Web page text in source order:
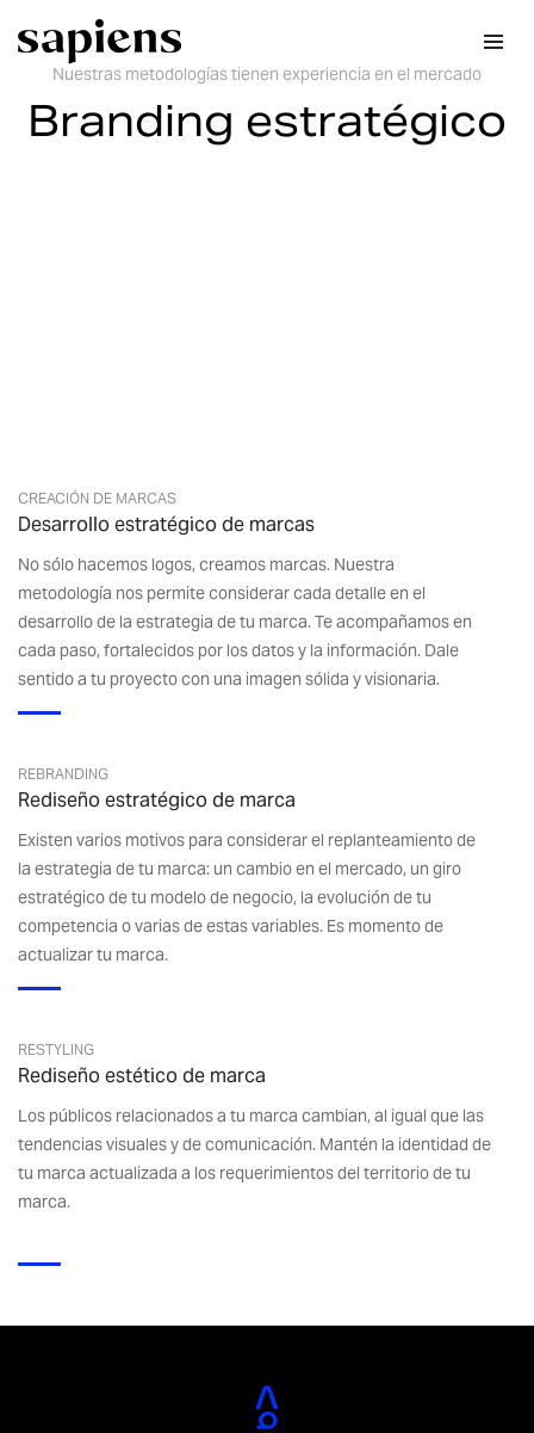
Nuestras metodologías tienen experiencia en el mercado
Branding estratégico
CREACIÓN DE MARCAS
Desarrollo estratégico de marcas
No sólo hacemos logos, creamos marcas. Nuestra
metodología nos permite considerar cada detalle en el
desarrollo de la estrategia de tu marca. Te acompañamos en
cada paso, fortalecidos por los datos y la información. Dale
sentido a tu proyecto con una imagen sólida y visionaria.
REBRANDING
Rediseño estratégico de marca
Existen varios motivos para considerar el replanteamiento de
la estrategia de tu marca: un cambio en el mercado, un giro
estratégico de tu modelo de negocio, la evolución de tu
competencia o varias de estas variables. Es momento de
actualizar tu marca.
RESTYLING
Rediseño estético de marca
Los públicos relacionados a tu marca cambian, al igual que las
tendencias visuales y de comunicación. Mantén la identidad de
tu marca actualizada a los requerimientos del territorio de tu
marca.